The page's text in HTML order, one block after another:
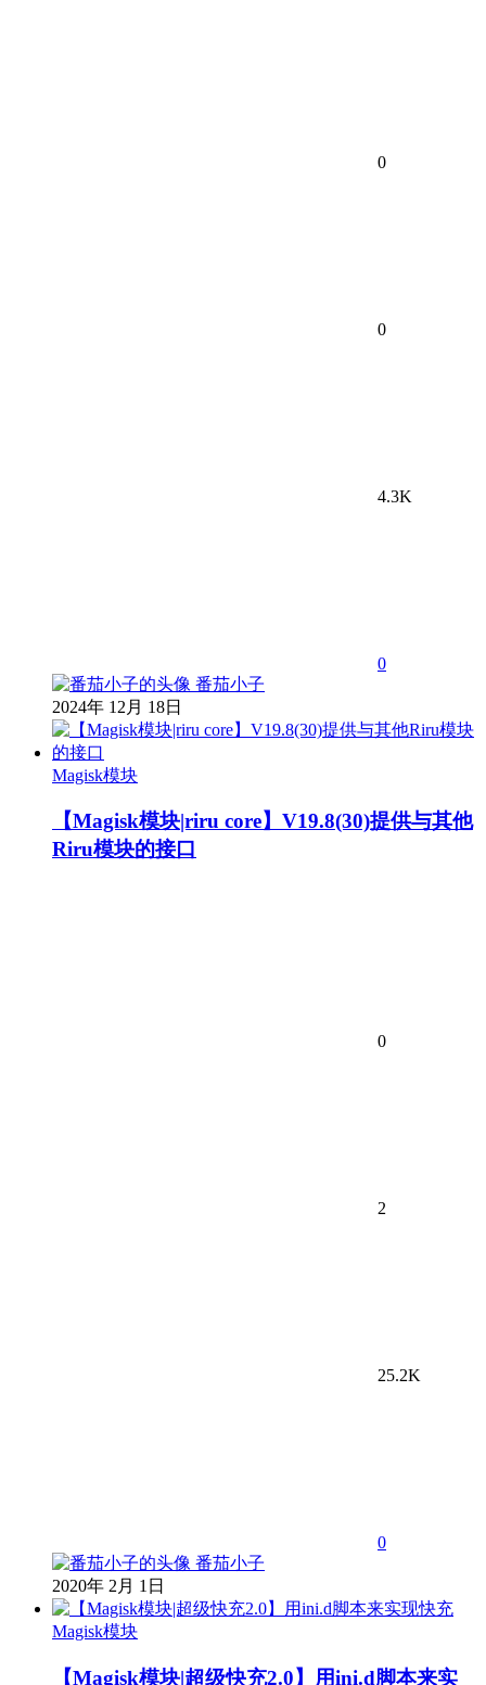
0
0
4.3K
0
番茄小子
2024年 12月 18日
Magisk模块
【Magisk模块|riru core】V19.8(30)提供与其他
Riru模块的接口
0
2
25.2K
0
番茄小子
2020年 2月 1日
Magisk模块
【Magisk模块|超级快充2.0】用ini.d脚本来实